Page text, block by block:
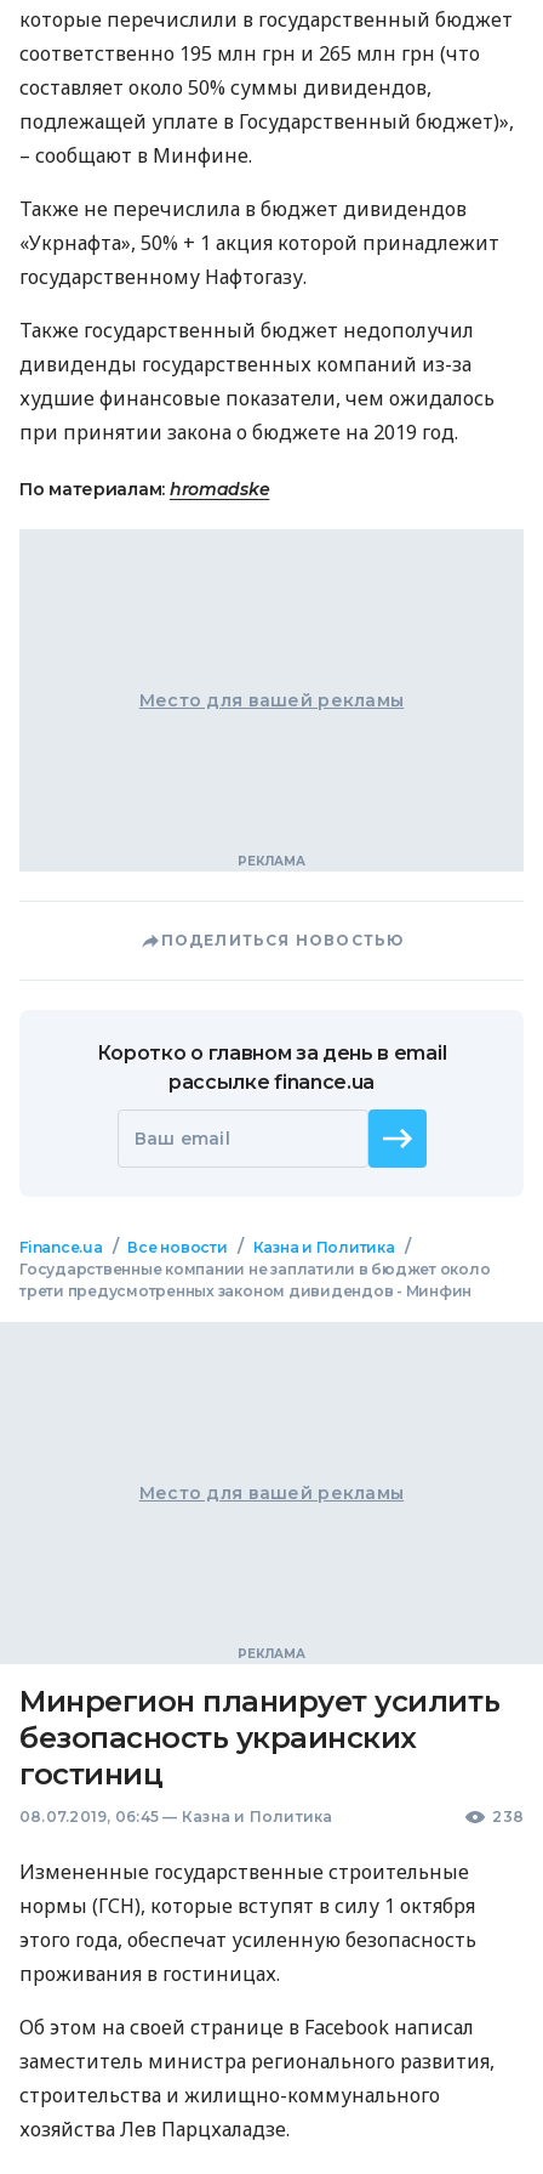
которые перечислили в государственный бюджет
соответственно 195 млн грн и 265 млн грн (что
составляет около 50% суммы дивидендов,
подлежащей уплате в Государственный бюджет)»,
– сообщают в Минфине.
Также не перечислила в бюджет дивидендов
«Укрнафта», 50% + 1 акция которой принадлежит
государственному Нафтогазу.
Также государственный бюджет недополучил
дивиденды государственных компаний из-за
худшие финансовые показатели, чем ожидалось
при принятии закона о бюджете на 2019 год.
По материалам: hromadske
Место для вашей рекламы
ПОДЕЛИТЬСЯ НОВОСТЬЮ
Коротко о главном за день в email
рассылке finance.ua
Ваш email
Finance.ua / Все новости / Казна и Политика /
Государственные компании не заплатили в бюджет около
трети предусмотренных законом дивидендов - Минфин
Место для вашей рекламы
Минрегион планирует усилить
безопасность украинских
гостиниц
08.07.2019, 06:45 — Казна и Политика 238
Измененные государственные строительные
нормы (ГСН), которые вступят в силу 1 октября
этого года, обеспечат усиленную безопасность
проживания в гостиницах.
Об этом на своей странице в Facebook написал
заместитель министра регионального развития,
строительства и жилищно-коммунального
хозяйства Лев Парцхаладзе.